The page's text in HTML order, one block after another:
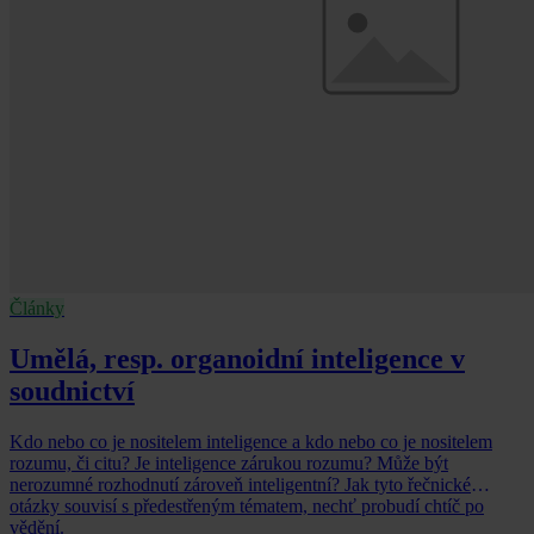
Články
Umělá, resp. organoidní inteligence v
soudnictví
Kdo nebo co je nositelem inteligence a kdo nebo co je nositelem
rozumu, či citu? Je inteligence zárukou rozumu? Může být
nerozumné rozhodnutí zároveň inteligentní? Jak tyto řečnické
otázky souvisí s předestřeným tématem, nechť probudí chtíč po
vědění.